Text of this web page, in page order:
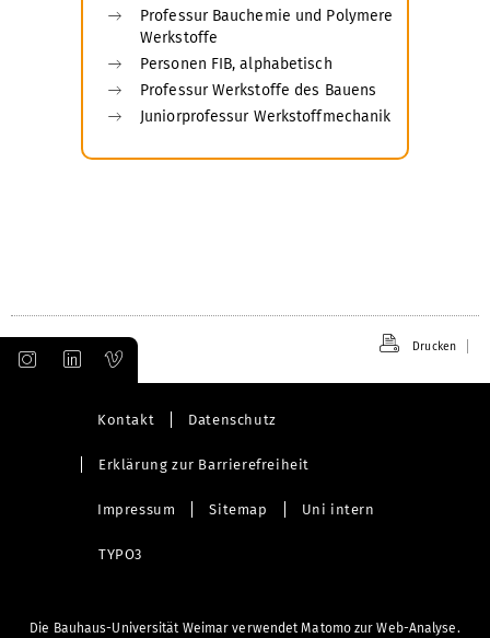
Professur Bauchemie und Polymere
Werkstoffe
Personen FIB, alphabetisch
Professur Werkstoffe des Bauens
Juniorprofessur Werkstoffmechanik
Drucken
Kontakt Datenschutz
Erklärung zur Barrierefreiheit
Impressum Sitemap Uni intern
TYPO3
Die Bauhaus-Universität Weimar verwendet Matomo zur Web-Analyse.